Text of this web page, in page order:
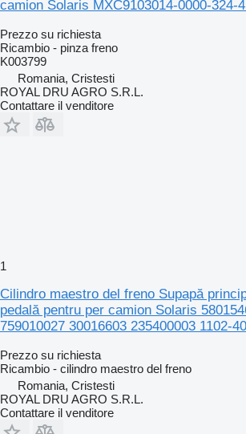
camion Solaris MXC9103014-0000-324-
Prezzo su richiesta
Ricambio - pinza freno
K003799
Romania, Cristesti
ROYAL DRU AGRO S.R.L.
Contattare il venditore
1
Cilindro maestro del freno Supapă
pedală pentru per camion Solaris
759010027 30016603 235400003 1102-
Prezzo su richiesta
Ricambio - cilindro maestro del freno
Romania, Cristesti
ROYAL DRU AGRO S.R.L.
Contattare il venditore